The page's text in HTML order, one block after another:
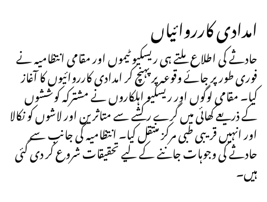
امدادی کارروائیاں
حادثے کی اطلاع ملتے ہی ریسکیو ٹیموں اور مقامی انتظامیہ نے
فوری طور پر جائے وقوعہ پر پہنچ کر امدادی کارروائیوں کا آغاز
کیا۔ مقامی لوگوں اور ریسکیو اہلکاروں نے مشترکہ کوششوں
کے ذریعے کھائی میں گرے رکشے سے متاثرین اور لاشوں کو نکالا
اور انہیں قریبی طبی مرکز منتقل کیا۔ انتظامیہ کی جانب سے
حادثے کی وجوہات جاننے کے لیے تحقیقات شروع کر دی گئی
ہیں۔